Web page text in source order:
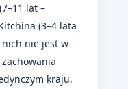
lat –
(3–4 lata
nich nie jest w
kraju,